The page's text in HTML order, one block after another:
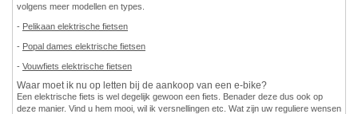
volgens meer modellen en types.
- Pelikaan elektrische fietsen
- Popal dames elektrische fietsen
- Vouwfiets elektrische fietsen
Waar moet ik nu op letten bij de aankoop van een e-bike?
Een elektrische fiets is wel degelijk gewoon een fiets. Benader deze dus ook op
deze manier. Vind u hem mooi, wil ik versnellingen etc. Wat zijn uw reguliere wensen